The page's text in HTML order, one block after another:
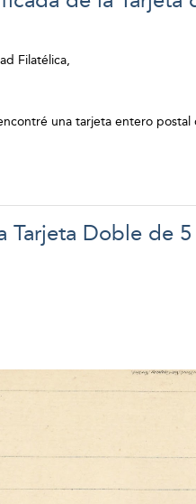
Filatélica,
una tarjeta entero
Tarjeta Doble de